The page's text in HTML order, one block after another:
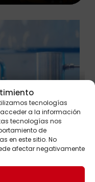
tecnologías
a la información
tecnologías nos
de
en este sitio. No
afectar negativamente
asegurar
de frío y